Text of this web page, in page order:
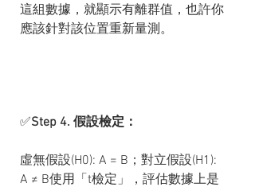
這組數據，就顯示有離群值，也許你
應該針對該位置重新量測。
✅Step 4. 假設檢定：
虛無假設(H0): A = B；對立假設(H1):
A ≠ B使用「t檢定」，評估數據上是